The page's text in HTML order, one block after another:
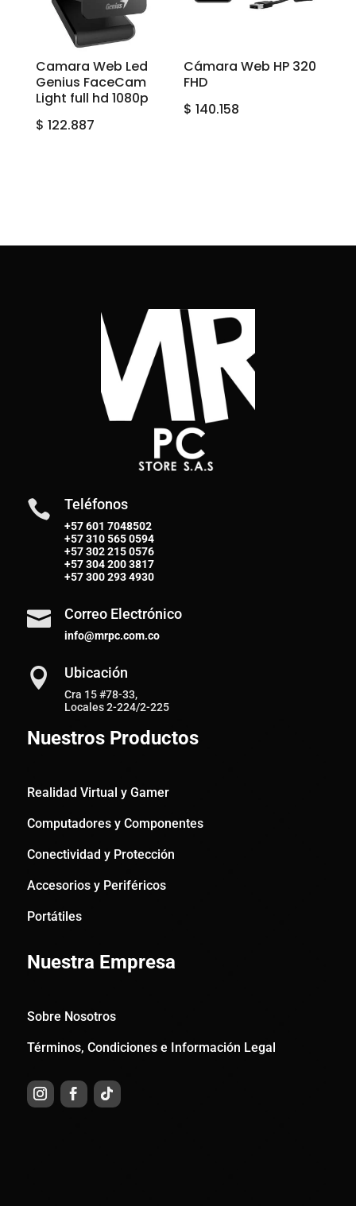
Camara Web Led
Genius FaceCam
Light full hd 1080p
$ 122.887
Cámara Web HP 320
FHD
$ 140.158
 Teléfonos
+57 601 7048502
+57310 565 0594
+57302 215 0576
+57304 200 3817
+57300 293 4930
 Correo Electrónico
info@mrpc.com.co
 Ubicación
Cra 15 #78-33,
Locales 2-224/2-225
Nuestros Productos
Realidad Virtual y Gamer
Computadores y Componentes
Conectividad y Protección
Accesorios y Periféricos
Portátiles
Nuestra Empresa
Sobre Nosotros
Términos, Condiciones e Información Legal